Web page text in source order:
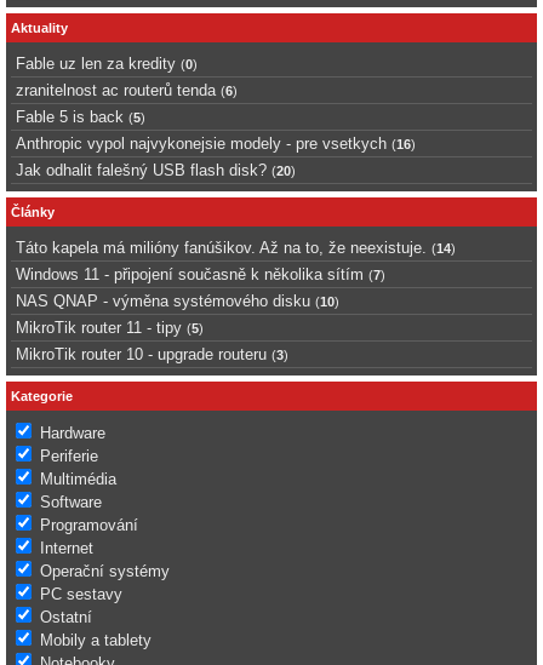
Aktuality
Fable uz len za kredity (0)
zranitelnost ac routerů tenda (6)
Fable 5 is back (5)
Anthropic vypol najvykonejsie modely - pre vsetkych (16)
Jak odhalit falešný USB flash disk? (20)
Články
Táto kapela má milióny fanúšikov. Až na to, že neexistuje. (14)
Windows 11 - připojení současně k několika sítím (7)
NAS QNAP - výměna systémového disku (10)
MikroTik router 11 - tipy (5)
MikroTik router 10 - upgrade routeru (3)
Kategorie
Hardware
Periferie
Multimédia
Software
Programování
Internet
Operační systémy
PC sestavy
Ostatní
Mobily a tablety